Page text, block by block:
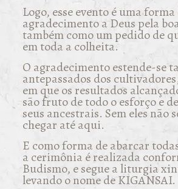
Logo, esse evento é uma forma
agradecimento a Deus pela
também como um pedido de
em toda a colheita.
O agradecimento estende-se
antepassados dos
em que os resultados
são fruto de todo o esforço e
seus ancestrais. Sem eles não
chegar até aqui.
E como forma de abarcar
a cerimônia é realizada
Budismo, e segue a liturgia
levando o nome de KIGANSAI.